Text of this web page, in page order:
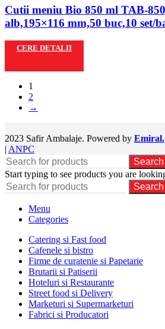
Cutii meniu Bio 850 ml TAB-
alb,195×116 mm,50 buc,10 set/
CERE DETALII
1
2
→
2023 Safir Ambalaje. Powered by Emiral.
| ANPC
Search
Start typing to see products you are
Search
Menu
Categories
Catering si Fast food
Cafenele si bistro
Firme de curatenie si Papetarie
Brutarii si Patiserii
Hoteluri si Restaurante
Street food si Delivery
Marketuri si Supermarketuri
Fabrici si Producatori